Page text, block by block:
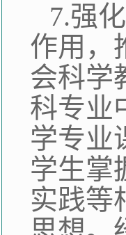
7.强
作用，
会科学
科专业
学专业
学生掌
实践等